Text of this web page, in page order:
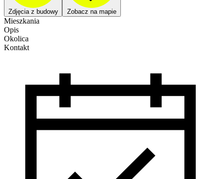
Zdjęcia z budowy Zobacz na mapie
Mieszkania
Opis
Okolica
Kontakt